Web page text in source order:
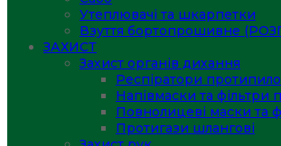
Утеплювачі та шкарпетки
Взуття бортопрошивне
ЗАХИСТ
Захист органів дихання
Респіратори
Напівмаски та фільтри
Повнолицеві маски та
Протигази шлангові